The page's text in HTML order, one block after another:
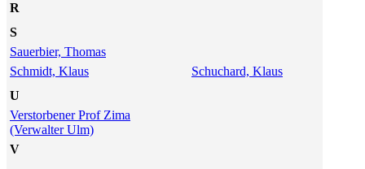
R
S
Sauerbier, Thomas
Schmidt, Klaus
Schuchard, Klaus
U
Verstorbener Prof Zima
(Verwalter Ulm)
V